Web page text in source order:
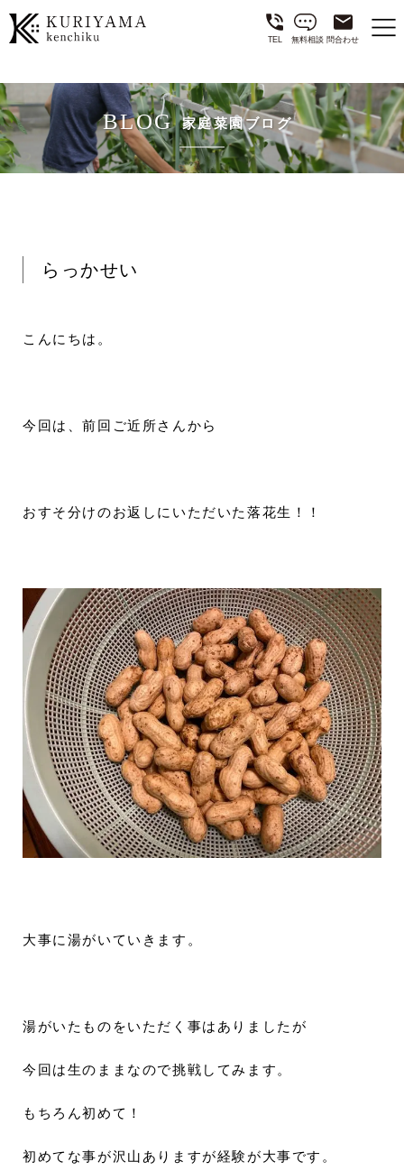
TEL 無料相談 問合わせ
BLOG 家庭菜園ブログ
らっかせい
こんにちは。
今回は、前回ご近所さんから
おすそ分けのお返しにいただいた落花生！！
大事に湯がいていきます。
湯がいたものをいただく事はありましたが
今回は生のままなので挑戦してみます。
もちろん初めて！
初めてな事が沢山ありますが経験が大事です。